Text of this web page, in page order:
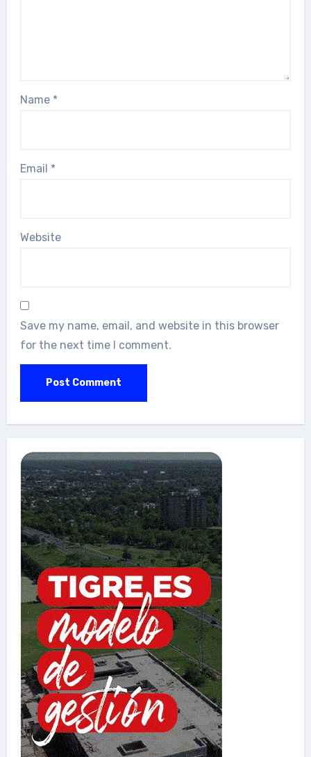
Name *
Email *
Website
Save my name, email, and website in this browser
for the next time I comment.